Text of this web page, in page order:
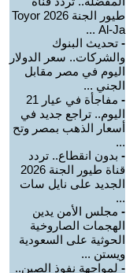
طيور الجنة 2026 Toyor
Al-Ja ...
- تحديث البنوك
والشركات.. سعر الدولار
اليوم في مصر مقابل
الجني ...
-
مفاجأة في عيار 21
اليوم.. تراجع جديد في
أسعار الذهب بمصر وتح
...
- بدون انقطاع.. تردد
قناة طيور الجنة 2026
الجديد على نايل سات
...
- مجلس الأمن يدين
الهجمات الصاروخية
الحوثية على السعودية
ويستن ...
- لمواجهة نفوذ الصين..